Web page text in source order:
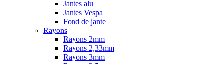
Jantes alu
Jantes Vespa
Fond de jante
Rayons
Rayons 2mm
Rayons 2,33mm
Rayons 3mm